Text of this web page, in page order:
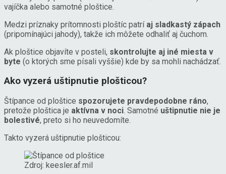
vajíčka alebo samotné ploštice.
Medzi príznaky prítomnosti ploštíc patrí aj sladkastý zápach
(pripomínajúci jahody), takže ich môžete odhaliť aj čuchom.
Ak ploštice objavíte v posteli, skontrolujte aj iné miesta v
byte (o ktorých sme písali vyššie) kde by sa mohli nachádzať.
Ako vyzerá uštipnutie plošticou?
Štípance od ploštice spozorujete pravdepodobne ráno,
pretože ploštica je aktívna v noci. Samotné uštipnutie nie je
bolestivé, preto si ho neuvedomíte.
Takto vyzerá uštipnutie plošticou:
Zdroj: keesler.af.mil